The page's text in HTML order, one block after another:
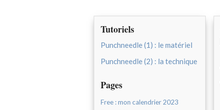
Tutoriels
Punchneedle (1) : le matériel
Punchneedle (2) : la technique
Pages
Free : mon calendrier 2023